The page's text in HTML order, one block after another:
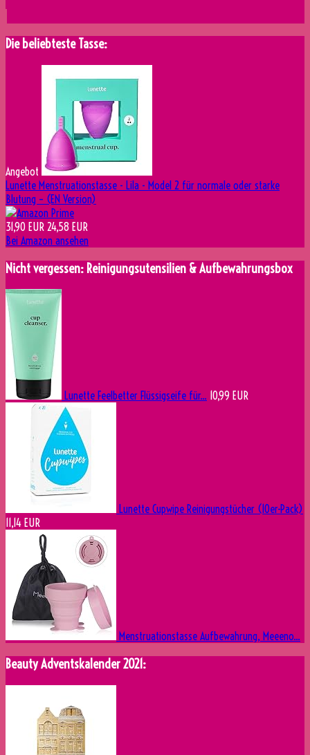
Die beliebteste Tasse:
Angebot
Lunette Menstruationstasse - Lila - Model 2 für normale oder starke
Blutung – (EN Version)
31,90 EUR 24,58 EUR
Bei Amazon ansehen
Nicht vergessen: Reinigungsutensilien & Aufbewahrungsbox
Lunette Feelbetter Flüssigseife für... 10,99 EUR
Lunette Cupwipe Reinigungstücher (10er-Pack)
11,14 EUR
Menstruationstasse Aufbewahrung, Meeeno...
Beauty Adventskalender 2021: